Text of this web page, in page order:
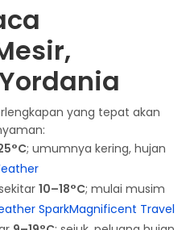
yang tepat akan
; umumnya kering, hujan
10–18°C; mulai musim
SparkMagnificent Travel